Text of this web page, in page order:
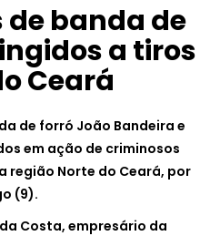
banda de
a tiros
Ceará
de forró João Bandeira e
em ação de criminosos
região Norte do Ceará, por
(9).
Costa, empresário da